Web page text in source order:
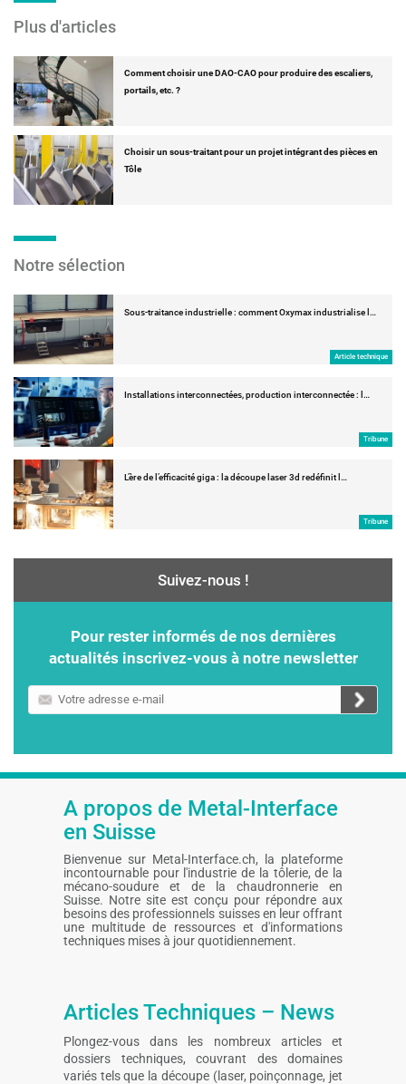
Plus d'articles
Comment choisir une DAO-CAO pour produire des escaliers,
portails, etc. ?
Choisir un sous-traitant pour un projet intégrant des pièces en
Tôle
Notre sélection
Sous-traitance industrielle : comment Oxymax industrialise l…
Article technique
Installations interconnectées, production interconnectée : l…
Tribune
L’ère de l’efficacité giga : la découpe laser 3d redéfinit l…
Tribune
Suivez-nous !
Pour rester informés de nos dernières
actualités inscrivez-vous à notre newsletter
Votre
adresse
A propos de Metal-Interface
en Suisse
Bienvenue sur Metal-Interface.ch, la plateforme
incontournable pour l'industrie de la tôlerie, de la
mécano-soudure et de la chaudronnerie en
Suisse. Notre site est conçu pour répondre aux
besoins des professionnels suisses en leur offrant
une multitude de ressources et d'informations
techniques mises à jour quotidiennement.
Articles Techniques – News
Plongez-vous dans les nombreux articles et
dossiers techniques, couvrant des domaines
variés tels que la découpe (laser, poinçonnage, jet